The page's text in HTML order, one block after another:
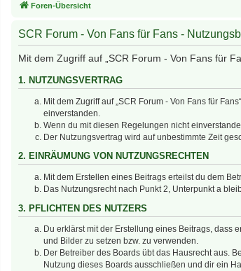
Foren-Übersicht
SCR Forum - Von Fans für Fans -
Mit dem Zugriff auf „SCR Forum - Von Fans für
1. NUTZUNGSVERTRAG
Mit dem Zugriff auf „SCR Forum - Von Fans für
einverstanden.
Wenn du mit diesen Regelungen nicht
Der Nutzungsvertrag wird auf unbestimmte Zeit
2. EINRÄUMUNG VON NUTZUNGSRECHTEN
Mit dem Erstellen eines Beitrags erteilst du dem
Das Nutzungsrecht nach Punkt 2, Unterpunkt a
3. PFLICHTEN DES NUTZERS
Du erklärst mit der Erstellung eines Beitrags, dass
und Bilder zu setzen bzw. zu verwenden.
Der Betreiber des Boards übt das Hausrecht aus.
Nutzung dieses Boards ausschließen und dir ein